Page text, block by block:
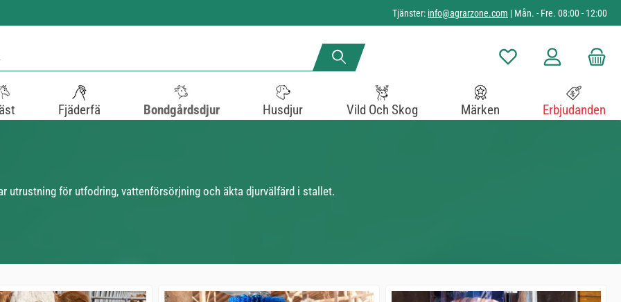
Tjänster: info@agrarzone.com | Mån. - Fre. 08:00 - 12:00
Du har 0 objekt i
Fjäderfä Bondgårdsdjur Husdjur Vild Och Skog Märken Erbjudanden
utrustning för utfodring, vattenförsörjning och äkta djurvälfärd i stallet.